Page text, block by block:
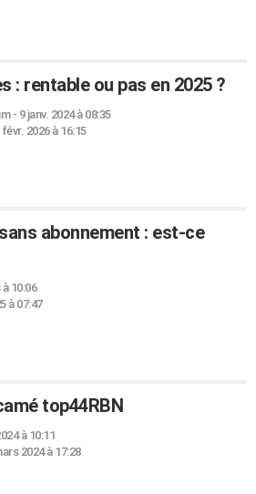
: rentable ou pas en 2025 ?
- 9 janv. 2024 à 08:35
févr. 2026 à 16:15
abonnement : est-ce
à 10:06
à 07:47
top44RBN
à 10:11
2024 à 17:28